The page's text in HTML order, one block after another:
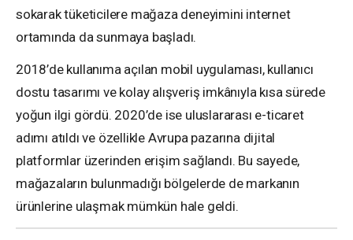
sokarak tüketicilere mağaza deneyimini internet
ortamında da sunmaya başladı.
2018’de kullanıma açılan mobil uygulaması, kullanıcı
dostu tasarımı ve kolay alışveriş imkânıyla kısa sürede
yoğun ilgi gördü. 2020’de ise uluslararası e-ticaret
adımı atıldı ve özellikle Avrupa pazarına dijital
platformlar üzerinden erişim sağlandı. Bu sayede,
mağazaların bulunmadığı bölgelerde de markanın
ürünlerine ulaşmak mümkün hale geldi.